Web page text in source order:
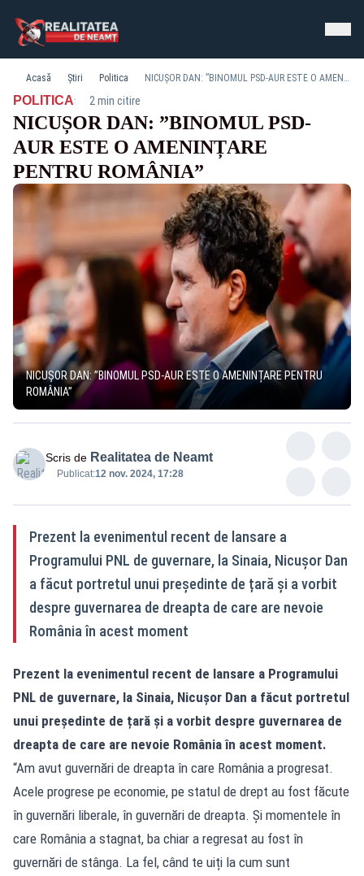
Acasă Știri Politica NICUȘOR DAN: ”BINOMUL PSD-AUR ESTE O AMENINȚARE PENTRU ROMÂNIA”
POLITICA· 2 min citire
NICUȘOR DAN: ”BINOMUL PSD-
AUR ESTE O AMENINȚARE
PENTRU ROMÂNIA”
NICUȘOR DAN: ”BINOMUL PSD-AUR ESTE O AMENINȚARE PENTRU
ROMÂNIA”
Scris de Realitatea de Neamt
Publicat:12 nov. 2024, 17:28
Prezent la evenimentul recent de lansare a
Programului PNL de guvernare, la Sinaia, Nicușor Dan
a făcut portretul unui președinte de țară și a vorbit
despre guvernarea de dreapta de care are nevoie
România în acest moment
Prezent la evenimentul recent de lansare a Programului
PNL de guvernare, la Sinaia, Nicușor Dan a făcut portretul
unui președinte de țară și a vorbit despre guvernarea de
dreapta de care are nevoie România în acest moment.
“Am avut guvernări de dreapta în care România a progresat.
Acele progrese pe economie, pe statul de drept au fost făcute
în guvernări liberale, în guvernări de dreapta. Și momentele în
care România a stagnat, ba chiar a regresat au fost în
guvernări de stânga. La fel, când te uiți la cum sunt